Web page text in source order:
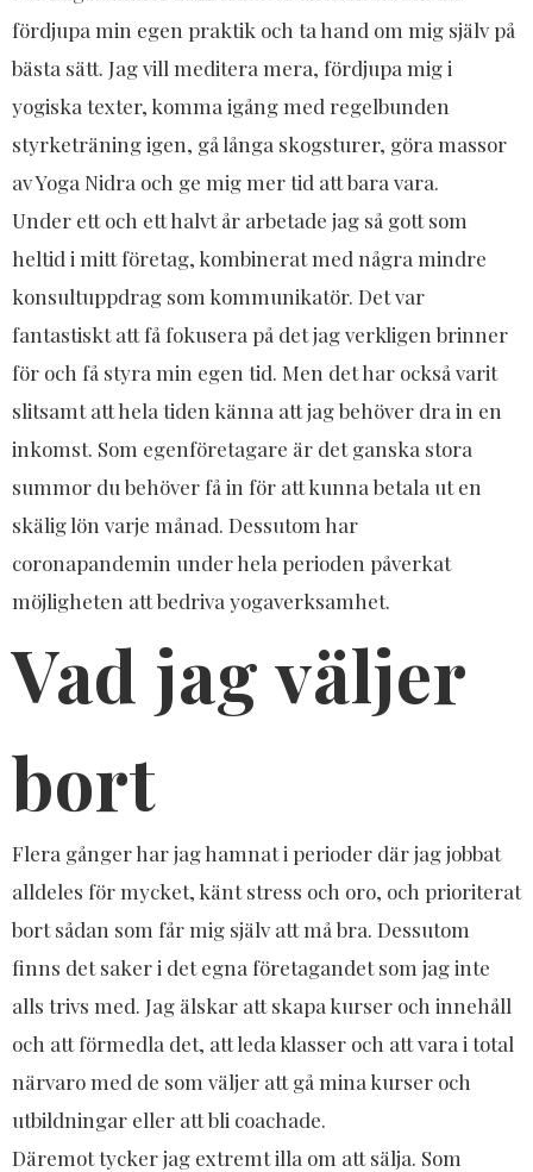
fördjupa min egen praktik och ta hand om mig själv på
bästa sätt. Jag vill meditera mera, fördjupa mig i
yogiska texter, komma igång med regelbunden
styrketräning igen, gå långa skogsturer, göra massor
av Yoga Nidra och ge mig mer tid att bara vara.
Under ett och ett halvt år arbetade jag så gott som
heltid i mitt företag, kombinerat med några mindre
konsultuppdrag som kommunikatör. Det var
fantastiskt att få fokusera på det jag verkligen brinner
för och få styra min egen tid. Men det har också varit
slitsamt att hela tiden känna att jag behöver dra in en
inkomst. Som egenföretagare är det ganska stora
summor du behöver få in för att kunna betala ut en
skälig lön varje månad. Dessutom har
coronapandemin under hela perioden påverkat
möjligheten att bedriva yogaverksamhet.
Vad jag väljer
bort
Flera gånger har jag hamnat i perioder där jag jobbat
alldeles för mycket, känt stress och oro, och prioriterat
bort sådan som får mig själv att må bra. Dessutom
finns det saker i det egna företagandet som jag inte
alls trivs med. Jag älskar att skapa kurser och innehåll
och att förmedla det, att leda klasser och att vara i total
närvaro med de som väljer att gå mina kurser och
utbildningar eller att bli coachade.
Däremot tycker jag extremt illa om att sälja. Som